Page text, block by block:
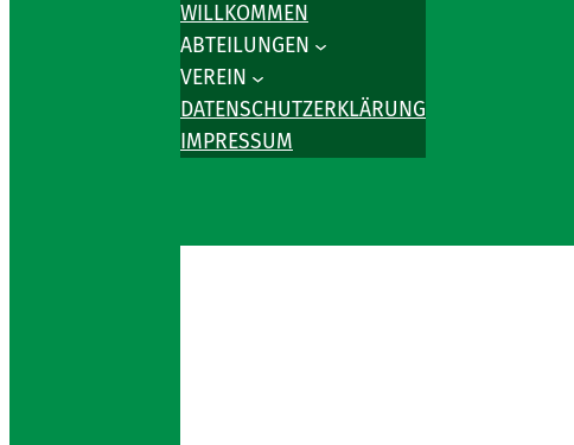
WILLKOMMEN
ABTEILUNGEN
VEREIN
DATENSCHUTZERKLÄRUNG
IMPRESSUM